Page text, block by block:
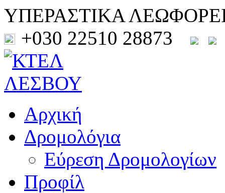
ΥΠΕΡΑΣΤΙΚΑ
+030 22510 28873
Αρχική
Δρομολόγια
Εύρεση Δρομολογίων
Προφίλ